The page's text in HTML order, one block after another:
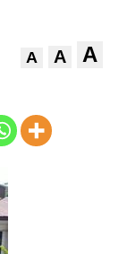
A A A